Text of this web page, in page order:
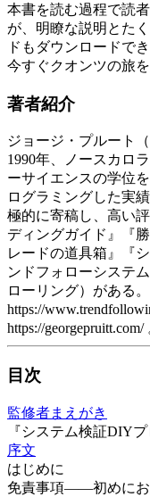
本書を読む過程で読
が、明瞭な説明とた
ドもダウンロードで
今すぐクオンツの旅を
著者紹介
ジョージ・プルート（
1990年、ノースカロ
ーサイエンスの学位
ログラミングした実
極的に寄稿し、高い
ディングガイド』『
レードの道具箱』『
ンドフォローシステ
ローリング）がある
https://
https://georgepruitt.com/
目次
監修者まえがき
『システム検証DIY
序文
はじめに
免責事項――初めにお